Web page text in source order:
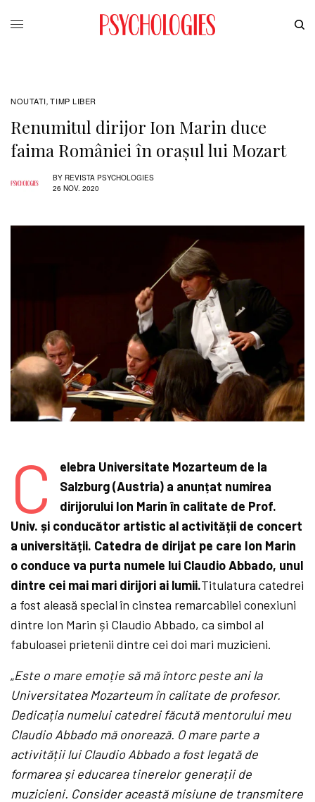
NOUTATI, TIMP LIBER
Renumitul dirijor Ion Marin duce
faima României în orașul lui Mozart
BY REVISTA PSYCHOLOGIES
26 NOV. 2020
C
elebra Universitate Mozarteum de la
Salzburg (Austria) a anunțat numirea
dirijorului Ion Marin în calitate de Prof.
Univ. și conducător artistic al activității de concert
a universității. Catedra de dirijat pe care Ion Marin
o conduce va purta numele lui Claudio Abbado, unul
dintre cei mai mari dirijori ai lumii.Titulatura catedrei
a fost aleasă special în cinstea remarcabilei conexiuni
dintre Ion Marin și Claudio Abbado, ca simbol al
fabuloasei prietenii dintre cei doi mari muzicieni.
„Este o mare emoție să mă întorc peste ani la
Universitatea Mozarteum în calitate de profesor.
Dedicația numelui catedrei făcută mentorului meu
Claudio Abbado mă onorează. O mare parte a
activității lui Claudio Abbado a fost legată de
formarea și educarea tinerelor generații de
muzicieni. Consider această misiune de transmitere